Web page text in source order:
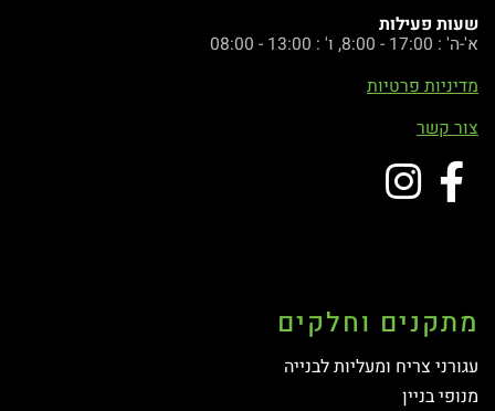
שעות פעילות
א'-ה' : 17:00 - 8:00, ו' : 13:00 - 08:00
מדיניות פרטיות
צור קשר
מתקנים וחלקים
עגורני צריח ומעליות לבנייה
מנופי בניין